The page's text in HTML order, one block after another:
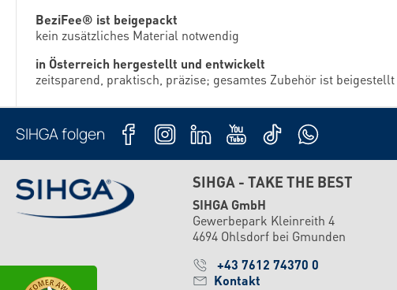
BeziFee® ist beigepackt
kein zusätzliches Material notwendig
in Österreich hergestellt und entwickelt
zeitsparend, praktisch, präzise; gesamtes Zubehör ist beigestellt
SIHGA folgen
SIHGA - TAKE THE BEST
SIHGA GmbH
Gewerbepark Kleinreith 4
4694 Ohlsdorf bei Gmunden
+43 7612 74370 0
Kontakt